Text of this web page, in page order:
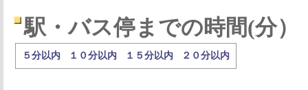
駅・バス停までの時間(分）
５分以内 １０分以内 １５分以内 ２０分以内